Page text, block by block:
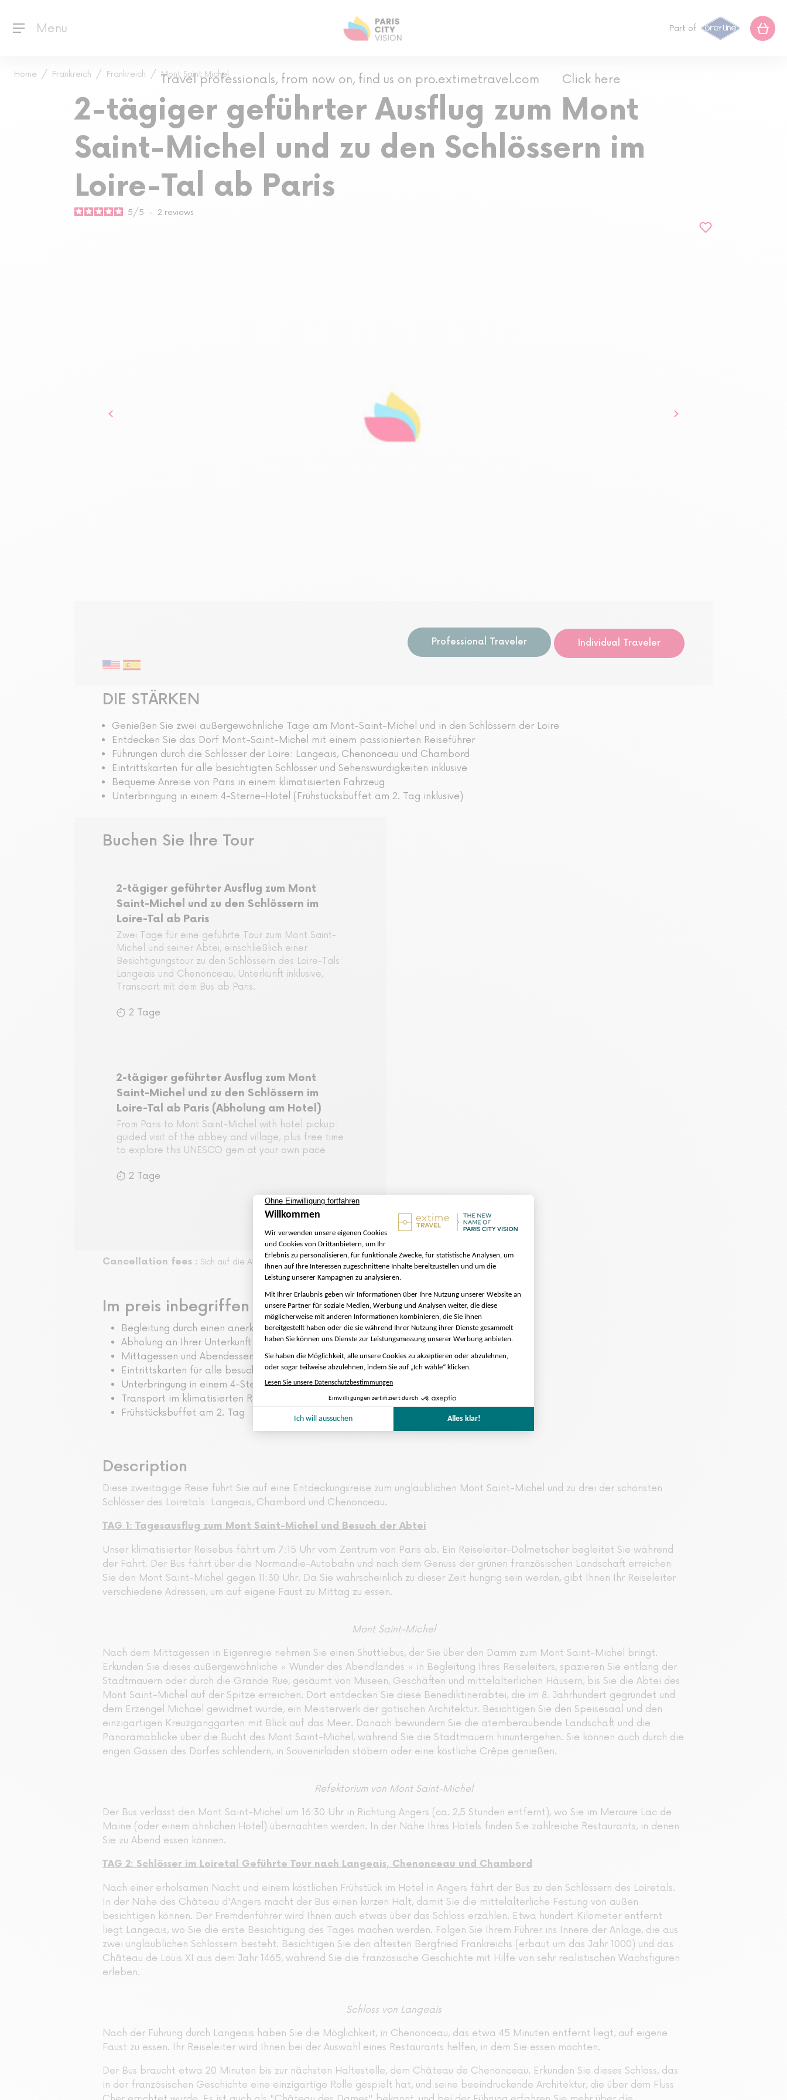
Menu Part of
Travel professionals, from now on, find us on pro.extimetravel.com Click here
Home Frankreich Frankreich Mont Saint Michel
2-tägiger geführter Ausflug zum Mont
Saint-Michel und zu den Schlössern im
Loire-Tal ab Paris
5/5 - 2 reviews
Professional Traveler
Individual Traveler
DIE STÄRKEN
Genießen Sie zwei außergewöhnliche Tage am Mont-Saint-Michel und in den Schlössern der Loire
Entdecken Sie das Dorf Mont-Saint-Michel mit einem passionierten Reiseführer
Führungen durch die Schlösser der Loire: Langeais, Chenonceau und Chambord
Eintrittskarten für alle besichtigten Schlösser und Sehenswürdigkeiten inklusive
Bequeme Anreise von Paris in einem klimatisierten Fahrzeug
Unterbringung in einem 4-Sterne-Hotel (Frühstücksbuffet am 2. Tag inklusive)
Buchen Sie Ihre Tour
2-tägiger geführter Ausflug zum Mont
Saint-Michel und zu den Schlössern im
Loire-Tal ab Paris
Zwei Tage für eine geführte Tour zum Mont Saint-
Michel und seiner Abtei, einschließlich einer
Besichtigungstour zu den Schlössern des Loire-Tals:
Langeais und Chenonceau. Unterkunft inklusive,
Transport mit dem Bus ab Paris.
2 Tage
2-tägiger geführter Ausflug zum Mont
Saint-Michel und zu den Schlössern im
Loire-Tal ab Paris (Abholung am Hotel)
From Paris to Mont Saint-Michel with hotel pickup:
guided visit of the abbey and village, plus free time
to explore this UNESCO gem at your own pace
2 Tage
Cancellation fees : Sich auf die Allgemeinen Geschäftsbedingungen beziehen
Im preis inbegriffen
Begleitung durch einen anerkannten Fremdenführer und Dolmetscher
Abholung an Ihrer Unterkunft in Paris, je nach gewählter Tour
Mittagessen und Abendessen am 1. Tag
Eintrittskarten für alle besuchten Monumente
Unterbringung in einem 4-Sterne-Hotel
Transport im klimatisierten Reisebus
Frühstücksbuffet am 2. Tag
Description
Diese zweitägige Reise führt Sie auf eine Entdeckungsreise zum unglaublichen Mont Saint-Michel und zu drei der schönsten
Schlösser des Loiretals: Langeais, Chambord und Chenonceau.
TAG 1: Tagesausflug zum Mont Saint-Michel und Besuch der Abtei
Unser klimatisierter Reisebus fährt um 7:15 Uhr vom Zentrum von Paris ab. Ein Reiseleiter-Dolmetscher begleitet Sie während
der Fahrt. Der Bus fährt über die Normandie-Autobahn und nach dem Genuss der grünen französischen Landschaft erreichen
Sie den Mont Saint-Michel gegen 11:30 Uhr. Da Sie wahrscheinlich zu dieser Zeit hungrig sein werden, gibt Ihnen Ihr Reiseleiter
verschiedene Adressen, um auf eigene Faust zu Mittag zu essen.
Mont Saint-Michel
Nach dem Mittagessen in Eigenregie nehmen Sie einen Shuttlebus, der Sie über den Damm zum Mont Saint-Michel bringt.
Erkunden Sie dieses außergewöhnliche « Wunder des Abendlandes » in Begleitung Ihres Reiseleiters, spazieren Sie entlang der
Stadtmauern oder durch die Grande Rue, gesäumt von Museen, Geschäften und mittelalterlichen Häusern, bis Sie die Abtei des
Mont Saint-Michel auf der Spitze erreichen. Dort entdecken Sie diese Benediktinerabtei, die im 8. Jahrhundert gegründet und
dem Erzengel Michael gewidmet wurde, ein Meisterwerk der gotischen Architektur. Besichtigen Sie den Speisesaal und den
einzigartigen Kreuzganggarten mit Blick auf das Meer. Danach bewundern Sie die atemberaubende Landschaft und die
Panoramablicke über die Bucht des Mont Saint-Michel, während Sie die Stadtmauern hinuntergehen. Sie können auch durch die
engen Gassen des Dorfes schlendern, in Souvenirläden stöbern oder eine köstliche Crêpe genießen.
Refektorium von Mont Saint-Michel
Der Bus verlässt den Mont Saint-Michel um 16:30 Uhr in Richtung Angers (ca. 2,5 Stunden entfernt), wo Sie im Mercure Lac de
Maine (oder einem ähnlichen Hotel) übernachten werden. In der Nähe Ihres Hotels finden Sie zahlreiche Restaurants, in denen
Sie zu Abend essen können.
TAG 2: Schlösser im Loiretal Geführte Tour nach Langeais, Chenonceau und Chambord
Nach einer erholsamen Nacht und einem köstlichen Frühstück im Hotel in Angers fährt der Bus zu den Schlössern des Loiretals.
In der Nähe des Château d'Angers macht der Bus einen kurzen Halt, damit Sie die mittelalterliche Festung von außen
besichtigen können. Der Fremdenführer wird Ihnen auch etwas über das Schloss erzählen. Etwa hundert Kilometer entfernt
liegt Langeais, wo Sie die erste Besichtigung des Tages machen werden. Folgen Sie Ihrem Führer ins Innere der Anlage, die aus
zwei unglaublichen Schlössern besteht. Besichtigen Sie den ältesten Bergfried Frankreichs (erbaut um das Jahr 1000) und das
Château de Louis XI aus dem Jahr 1465, während Sie die französische Geschichte mit Hilfe von sehr realistischen Wachsfiguren
erleben.
Schloss von Langeais
Nach der Führung durch Langeais haben Sie die Möglichkeit, in Chenonceau, das etwa 45 Minuten entfernt liegt, auf eigene
Faust zu essen. Ihr Reiseleiter wird Ihnen bei der Auswahl eines Restaurants helfen, in dem Sie essen möchten.
Der Bus braucht etwa 20 Minuten bis zur nächsten Haltestelle, dem Château de Chenonceau. Erkunden Sie dieses Schloss, das
in der französischen Geschichte eine einzigartige Rolle gespielt hat, und seine beeindruckende Architektur, die über dem Fluss